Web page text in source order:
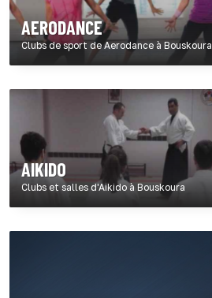
AERODANCE
Clubs de sport de Aerodance à Bouskoura
AIKIDO
Clubs et salles d'Aikido à Bouskoura